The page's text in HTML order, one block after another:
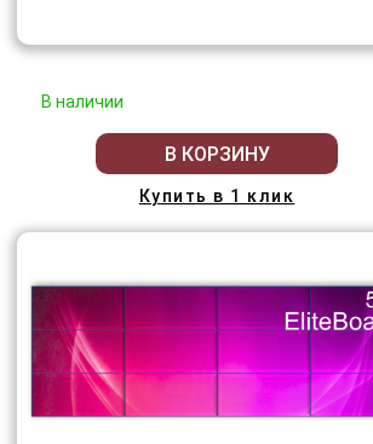
В наличии
В КОРЗИНУ
Купить в 1 клик